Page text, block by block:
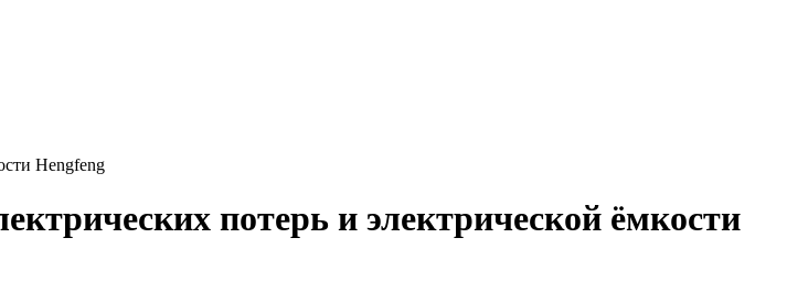
Hengfeng
потерь и электрической ёмкости